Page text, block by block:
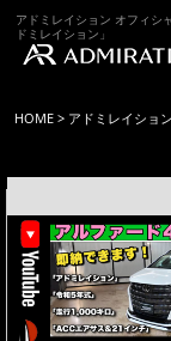
アドミレイション オフィシ
ドミレイション」
HOME > アドミレイショ